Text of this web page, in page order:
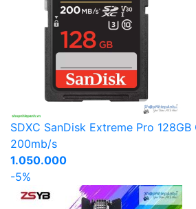
SDXC SanDisk Extreme Pro 128GB
200mb/s
1.050.000
-5%